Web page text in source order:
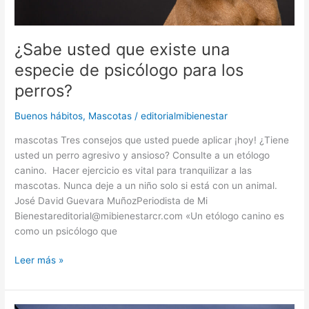
¿Sabe usted que existe una
especie de psicólogo para los
perros?
Buenos hábitos, Mascotas /editorialmibienestar
mascotas Tres consejos que usted puede aplicar ¡hoy! ¿Tiene
usted un perro agresivo y ansioso? Consulte a un etólogo
canino. Hacer ejercicio es vital para tranquilizar a las
mascotas. Nunca deje a un niño solo si está con un animal.
José David Guevara MuñozPeriodista de Mi
Bienestareditorial@mibienestarcr.com «Un etólogo canino es
como un psicólogo que
Leer más »